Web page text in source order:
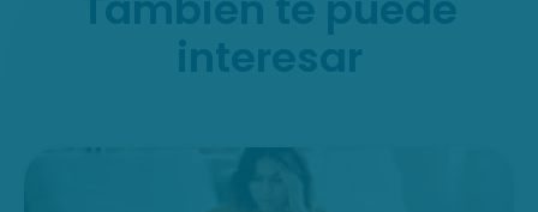
interesar